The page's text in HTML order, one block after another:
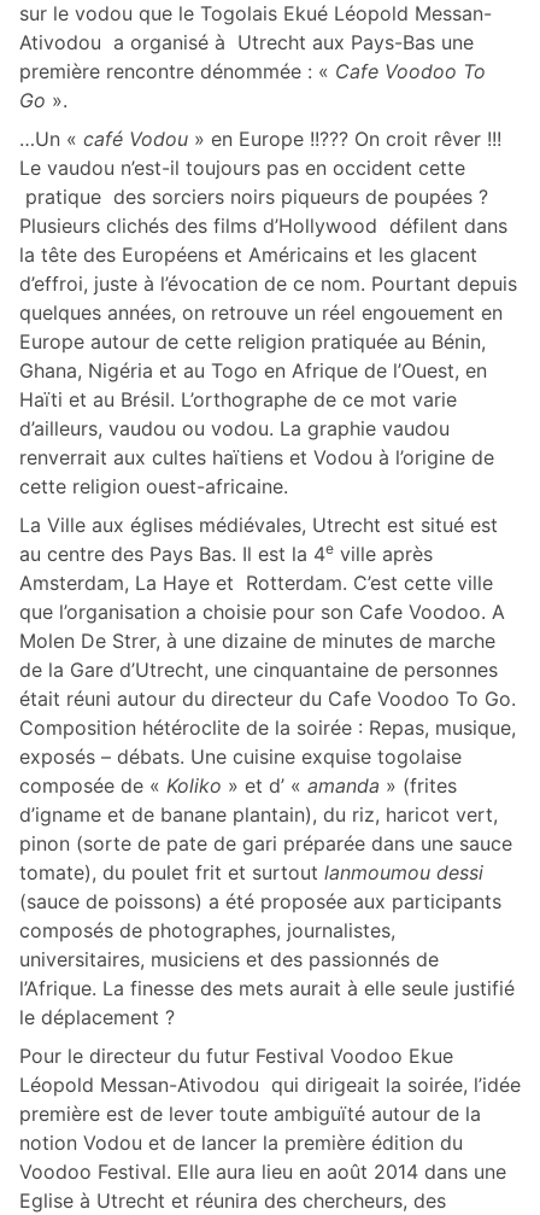
sur le vodou que le Togolais Ekué Léopold Messan-
Ativodou a organisé à Utrecht aux Pays-Bas une
première rencontre dénommée : « Cafe Voodoo To
Go ».
…Un « café Vodou » en Europe !!??? On croit rêver !!!
Le vaudou n’est-il toujours pas en occident cette
pratique des sorciers noirs piqueurs de poupées ?
Plusieurs clichés des films d’Hollywood défilent dans
la tête des Européens et Américains et les glacent
d’effroi, juste à l’évocation de ce nom. Pourtant depuis
quelques années, on retrouve un réel engouement en
Europe autour de cette religion pratiquée au Bénin,
Ghana, Nigéria et au Togo en Afrique de l’Ouest, en
Haïti et au Brésil. L’orthographe de ce mot varie
d’ailleurs, vaudou ou vodou. La graphie vaudou
renverrait aux cultes haïtiens et Vodou à l’origine de
cette religion ouest-africaine.
La Ville aux églises médiévales, Utrecht est situé est
au centre des Pays Bas. Il est la 4e ville après
Amsterdam, La Haye et Rotterdam. C’est cette ville
que l’organisation a choisie pour son Cafe Voodoo. A
Molen De Strer, à une dizaine de minutes de marche
de la Gare d’Utrecht, une cinquantaine de personnes
était réuni autour du directeur du Cafe Voodoo To Go.
Composition hétéroclite de la soirée : Repas, musique,
exposés – débats. Une cuisine exquise togolaise
composée de « Koliko » et d’ « amanda » (frites
d’igname et de banane plantain), du riz, haricot vert,
pinon (sorte de pate de gari préparée dans une sauce
tomate), du poulet frit et surtout lanmoumou dessi
(sauce de poissons) a été proposée aux participants
composés de photographes, journalistes,
universitaires, musiciens et des passionnés de
l’Afrique. La finesse des mets aurait à elle seule justifié
le déplacement ?
Pour le directeur du futur Festival Voodoo Ekue
Léopold Messan-Ativodou qui dirigeait la soirée, l’idée
première est de lever toute ambiguïté autour de la
notion Vodou et de lancer la première édition du
Voodoo Festival. Elle aura lieu en août 2014 dans une
Eglise à Utrecht et réunira des chercheurs, des